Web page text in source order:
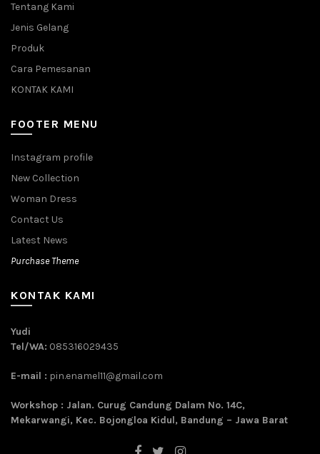
Tentang Kami
Jenis Gelang
Produk
Cara Pemesanan
KONTAK KAMI
FOOTER MENU
Instagram profile
New Collection
Woman Dress
Contact Us
Latest News
Purchase Theme
KONTAK KAMI
Yudi
Tel/WA: 085316029435
E-mail : pin.enamel11@gmail.com
Workshop : Jalan. Curug Candung Dalam No. 14C,
Mekarwangi, Kec. Bojongloa Kidul, Bandung – Jawa Barat